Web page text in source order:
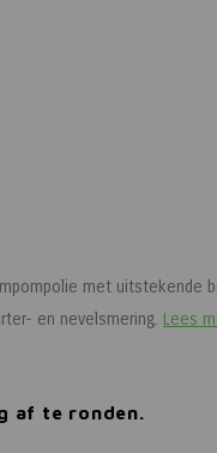
met uitstekende
en nevelsmering. Lees
af te ronden.